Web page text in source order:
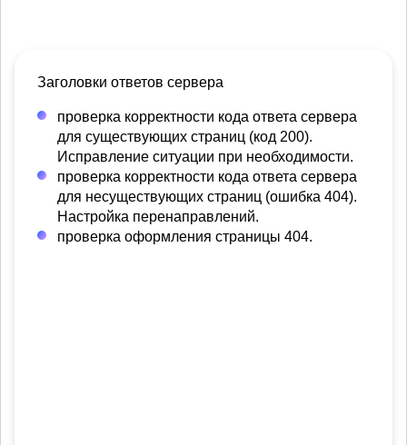
Заголовки ответов сервера
проверка корректности кода ответа сервера
для существующих страниц (код 200).
Исправление ситуации при необходимости.
проверка корректности кода ответа сервера
для несуществующих страниц (ошибка 404).
Настройка перенаправлений.
проверка оформления страницы 404.